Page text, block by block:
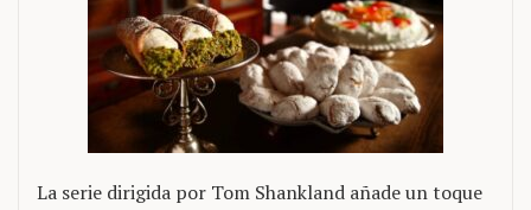
La serie dirigida por Tom Shankland añade un toque